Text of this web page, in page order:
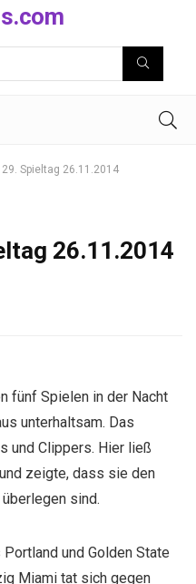
Spieltag 26.11.2014
26.11.2014
fünf Spielen in der Nacht
unterhaltsam. Das
und Clippers. Hier ließ
zeigte, dass sie den
sind.
und Golden State
Miami tat sich gegen